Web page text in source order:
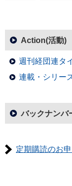
Action(活動)
週刊経団連タ
連載・シリー
バックナンバ
定期購読のお